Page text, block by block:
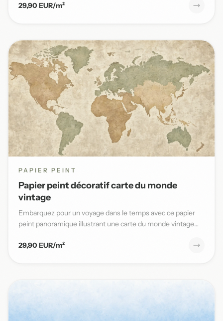
29,90 EUR/m²
PAPIER PEINT
Papier peint décoratif carte du monde
vintage
Embarquez pour un voyage dans le temps avec ce papier
peint panoramique illustrant une carte du monde vintage
29,90 EUR/m²